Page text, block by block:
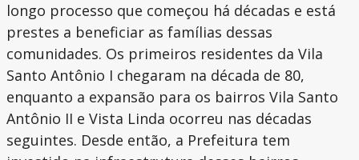
longo processo que começou há décadas e está
prestes a beneficiar as famílias dessas
comunidades. Os primeiros residentes da Vila
Santo Antônio I chegaram na década de 80,
enquanto a expansão para os bairros Vila Santo
Antônio II e Vista Linda ocorreu nas décadas
seguintes. Desde então, a Prefeitura tem